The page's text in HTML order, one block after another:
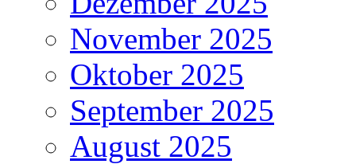
November 2025
Oktober 2025
September 2025
August 2025